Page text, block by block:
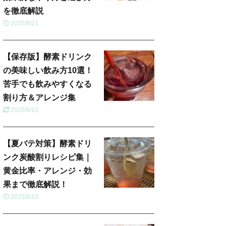
を徹底解説
2025/8/21
【保存版】酵素ドリンク
の美味しい飲み方10選！
苦手でも飲みやすくなる
割り方＆アレンジ集
2025/8/12
【夏バテ対策】酵素ドリ
ンク炭酸割りレシピ集｜
黄金比率・アレンジ・効
果まで徹底解説！
2025/8/10